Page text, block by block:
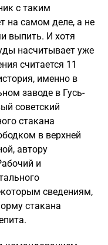
с таким
на самом деле, а не
выпить. И хотя
насчитывает уже
считается 11
именно в
заводе в Гусь-
советский
стакана
в верхней
автору
и
сведениям,
стакана